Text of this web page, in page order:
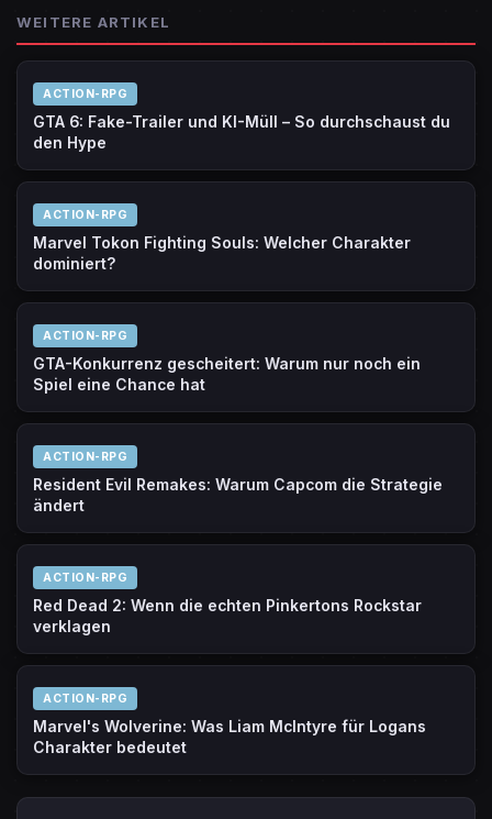
WEITERE ARTIKEL
ACTION-RPG
GTA 6: Fake-Trailer und KI-Müll – So durchschaust du
den Hype
ACTION-RPG
Marvel Tokon Fighting Souls: Welcher Charakter
dominiert?
ACTION-RPG
GTA-Konkurrenz gescheitert: Warum nur noch ein
Spiel eine Chance hat
ACTION-RPG
Resident Evil Remakes: Warum Capcom die Strategie
ändert
ACTION-RPG
Red Dead 2: Wenn die echten Pinkertons Rockstar
verklagen
ACTION-RPG
Marvel's Wolverine: Was Liam McIntyre für Logans
Charakter bedeutet